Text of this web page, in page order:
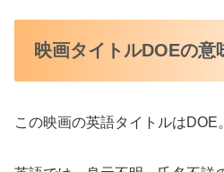
映画タイトルDOEの意
この映画の英語タイトルはDOE。